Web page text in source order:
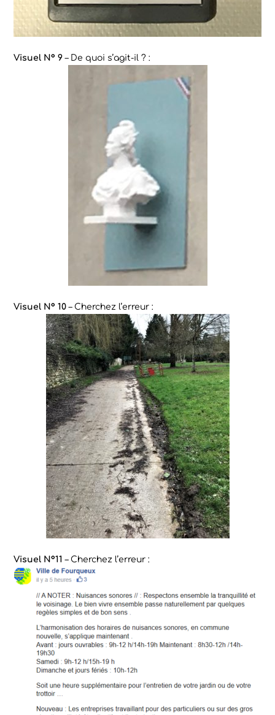
Visuel N° 9 – De quoi s’agit-il ? :
Visuel N° 10 – Cherchez l’erreur :
Visuel N°11 – Cherchez l’erreur :